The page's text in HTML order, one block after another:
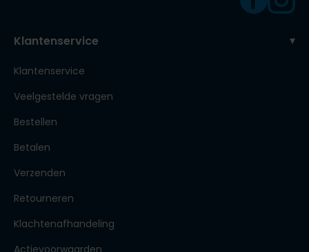
Klantenservice
Klantenservice
Veelgestelde vragen
Bestellen
Betalen
Verzenden
Retourneren
Klachtenafhandeling
Actievoorwaarden